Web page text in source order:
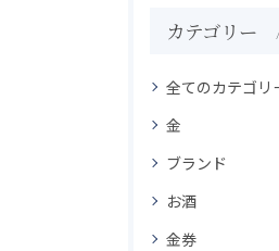
カテゴリー
全てのカテゴリ
金
ブランド
お酒
金券